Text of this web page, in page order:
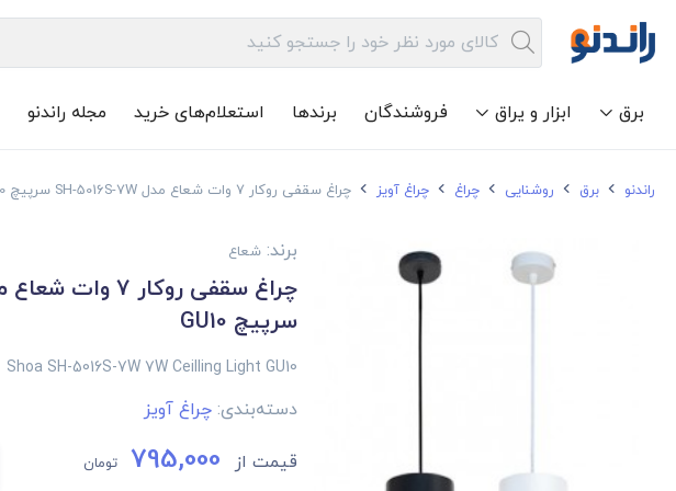
برق ابزار و یراق فروشندگان برندها استعلام‌های خرید مجله راندنو
راندنو برق روشنایی چراغ چراغ آویز چراغ سقفی روکار 7 وات شعاع مدل SH-5016S-7W سرپیچ GU10
برند: شعاع
سرپیچ GU10
Shoa SH-5016S-7W 7W Ceilling Light GU10
دسته‌بندی:چراغ آویز
قیمت از 795,000 تومان